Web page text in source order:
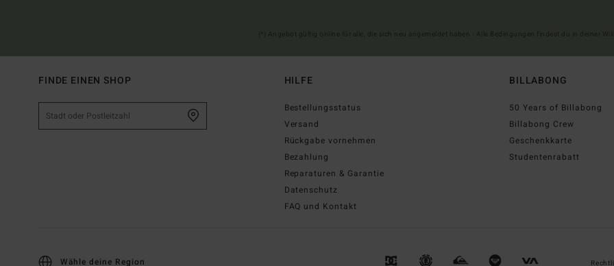
FINDE EINEN SHOP HILFE
Bestellungsstatus
Versand
Rückgabe vornehmen
Bezahlung
Reparaturen & Garantie
Datenschutz
FAQ und Kontakt
BILLABONG
50 Years of Billabong
Billabong Crew
Geschenkkarte
Studentenrabatt
Wähle deine Region